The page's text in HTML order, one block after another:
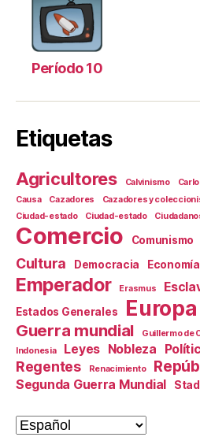
Período 10
Etiquetas
Agricultores Calvinismo
Causa
Cazadores Cazadores y
Ciudad-estado Ciudad-estado
Comercio Comunismo
Cultura Democracia Economía
Emperador Erasmus
Estados Generales Europa
Guerra mundial Guillermo de
Indonesia
Leyes Nobleza
Regentes Renacimiento
Segunda Guerra Mundial
Elegir
un